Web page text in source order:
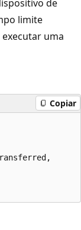
de
limite
uma
Copiar